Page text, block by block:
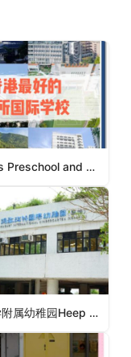
City Kids Preschool and PlaygroupCity Kids Preschool and Little Stars（中西区幼稚园）
协恩中学附属幼稚园Heep Yunn School Private Kindergarten（九龙城区幼稚园）